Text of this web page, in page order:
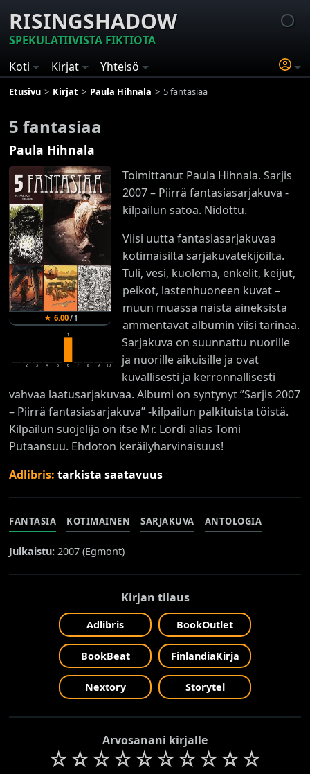
RISINGSHADOW
SPEKULATIIVISTA FIKTIOTA
Koti
Kirjat Yhteisö
Etusivu Kirjat Paula Hihnala 5 fantasiaa
5 fantasiaa
Paula Hihnala
★ 6.00/1
1 2 3 4 5
1
6 7 8 9 10
Toimittanut Paula Hihnala. Sarjis
2007 – Piirrä fantasiasarjakuva -
kilpailun satoa. Nidottu.
Viisi uutta fantasiasarjakuvaa
kotimaisilta sarjakuvatekijöiltä.
Tuli, vesi, kuolema, enkelit, keijut,
peikot, lastenhuoneen kuvat –
muun muassa näistä aineksista
ammentavat albumin viisi tarinaa.
Sarjakuva on suunnattu nuorille
ja nuorille aikuisille ja ovat
kuvallisesti ja kerronnallisesti
vahvaa laatusarjakuvaa. Albumi on syntynyt ”Sarjis 2007
– Piirrä fantasiasarjakuva” -kilpailun palkituista töistä.
Kilpailun suojelija on itse Mr. Lordi alias Tomi
Putaansuu. Ehdoton keräilyharvinaisuus!
Adlibris:tarkista saatavuus
FANTASIA KOTIMAINEN SARJAKUVA ANTOLOGIA
Julkaistu: 2007 (Egmont)
Kirjan tilaus
Adlibris BookOutlet
BookBeat FinlandiaKirja
Nextory Storytel
Arvosanani kirjalle
☆☆☆☆☆☆☆☆☆☆